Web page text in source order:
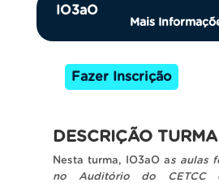
IO3aO
Mais
Fazer Inscrição
DESCRIÇÃO TURMA
Nesta turma, IO3aO as aulas
no Auditório do CETCC